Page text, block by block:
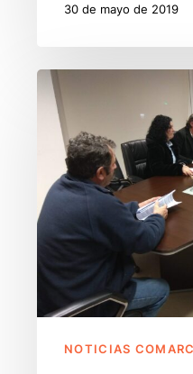
30 de mayo de 2019
La
Mancomunidad
Valles
Pasiegos
aprueba
un
de
poco
NOTICIAS